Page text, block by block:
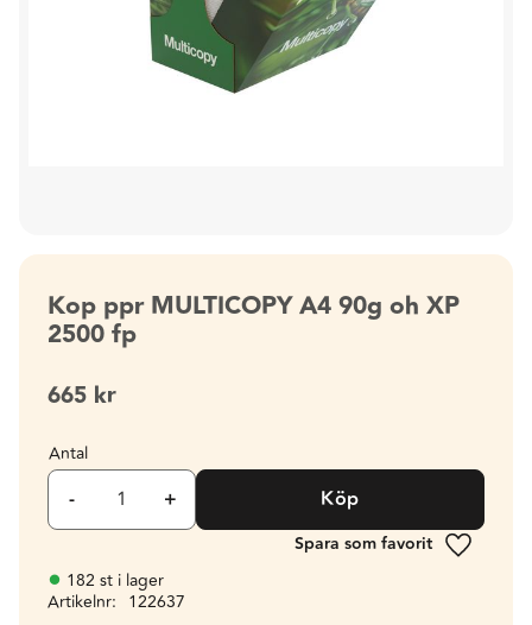
Kop ppr MULTICOPY A4 90g oh XP
2500 fp
665 kr
Antal
+
- Köp
Lägg till
182 st i lager
Artikelnr
122637